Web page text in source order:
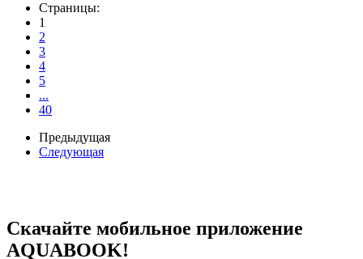
Страницы:
1
2
3
4
5
...
40
Предыдущая
Следующая
Скачайте мобильное приложение
AQUABOOK!